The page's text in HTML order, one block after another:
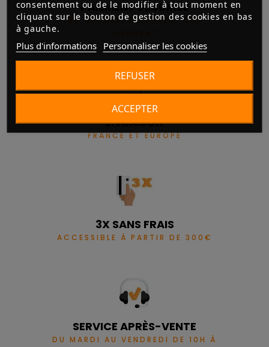
consentement ou de le modifier à tout moment en
cliquant sur le bouton de gestion des cookies en bas
à gauche.
Plus d'informations Personnaliser les cookies
REFUSER
ACCEPTER
PAIEMENT SÉCURISÉ
3D SECURE, CHÈQUES, CB,
LIVRAISON
FRANCE ET EUROPE
3X SANS FRAIS
ACCESSIBLE À PARTIR DE 300€
SERVICE APRÈS-VENTE
DU MARDI AU VENDREDI DE 10H À